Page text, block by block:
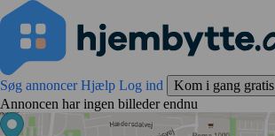
Søg annoncerHjælp Log ind
Kom i gang gratis
Annoncen har ingen billeder endnu